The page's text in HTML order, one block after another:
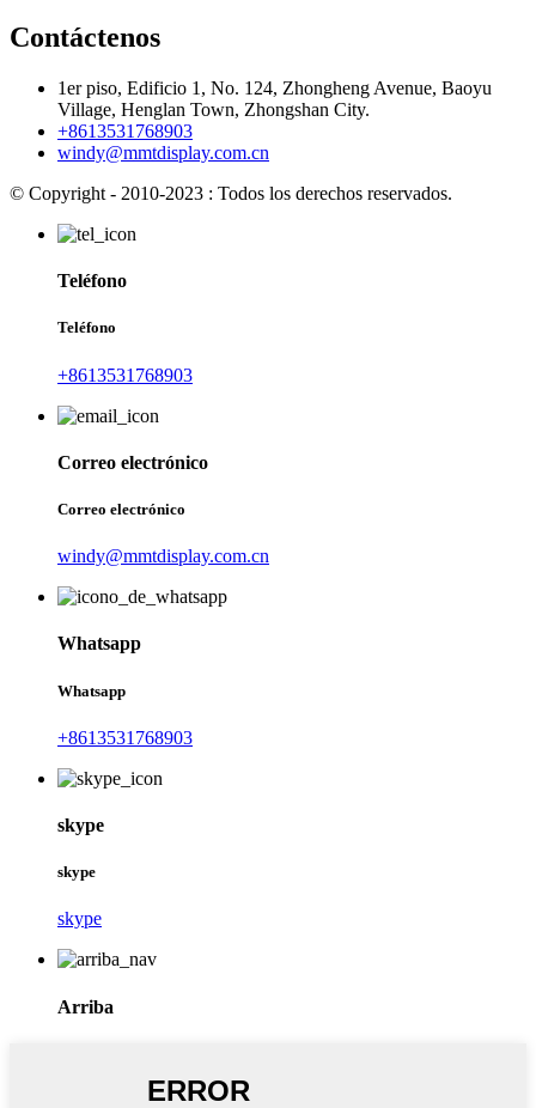
Contáctenos
1er piso, Edificio 1, No. 124, Zhongheng Avenue, Baoyu
Village, Henglan Town, Zhongshan City.
+8613531768903
windy@mmtdisplay.com.cn
© Copyright - 2010-2023 : Todos los derechos reservados.
Teléfono
Teléfono
+8613531768903
Correo electrónico
Correo electrónico
windy@mmtdisplay.com.cn
Whatsapp
Whatsapp
+8613531768903
skype
skype
skype
Arriba